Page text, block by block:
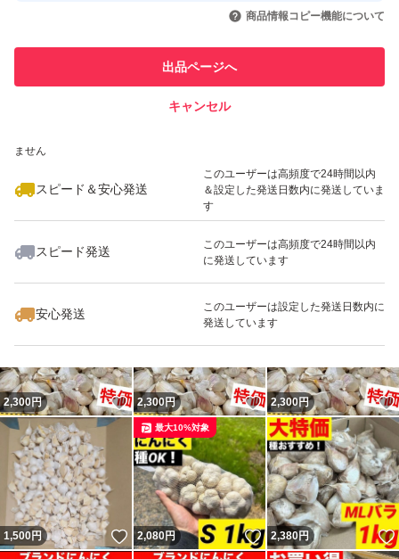
引を完了させた実績があります
での取引実績があります
ません
スピード＆安心発送
このユーザーは高頻度で24時間以内
＆設定した発送日数内に発送していま
す
スピード発送
このユーザーは高頻度で24時間以内
に発送しています
安心発送
このユーザーは設定した発送日数内に
発送しています
商品情報コピー機能について
出品ページへ
キャンセル
いいね！
3,000
2,300円 いいね！
2,300円 いいね！
2,300円
1,500円 いいね！
2,080円 いいね！
最大10%対象
2,380円